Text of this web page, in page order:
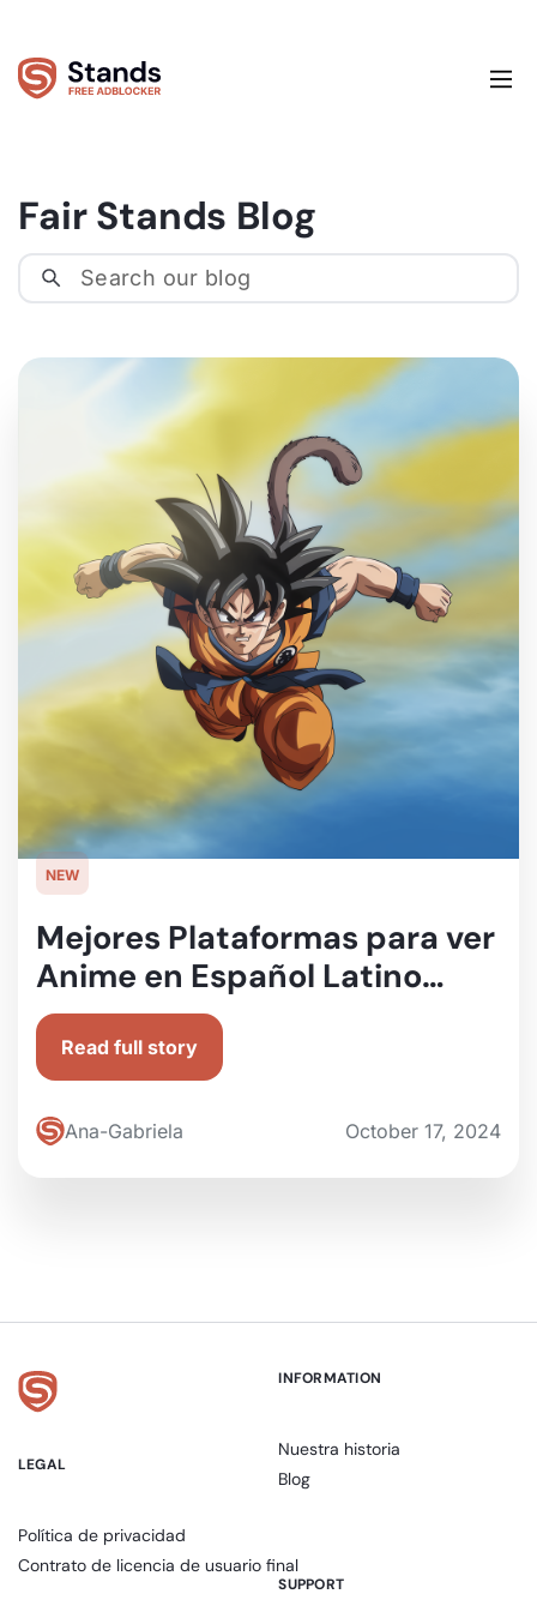
Fair Stands Blog
NEW
Mejores Plataformas para ver
Anime en Español Latino
(Legalmente👀)
Read full story
Ana-Gabriela October 17, 2024
INFORMATION
Nuestra historia
Blog
LEGAL
Política de privacidad
Contrato de licencia de usuario final
SUPPORT